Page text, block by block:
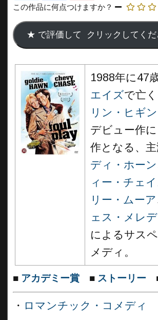
この作品に何点つけますか？
1988年に47
エイズで亡
リン・ヒギ
デビュー作
作となる、
ディ・ホーン
ィー・チェ
リー・ムーア
ェス・メレ
によるサス
メディ。
■ アカデミー賞 ■ ストーリー
・ ロマンチック・コメディ